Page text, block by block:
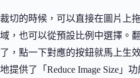
裁切的時候，可以直接在圖片上
域，也可以從預設比例中選擇。
了，點一下對應的按鈕就馬上生
地提供了「Reduce Image Size」